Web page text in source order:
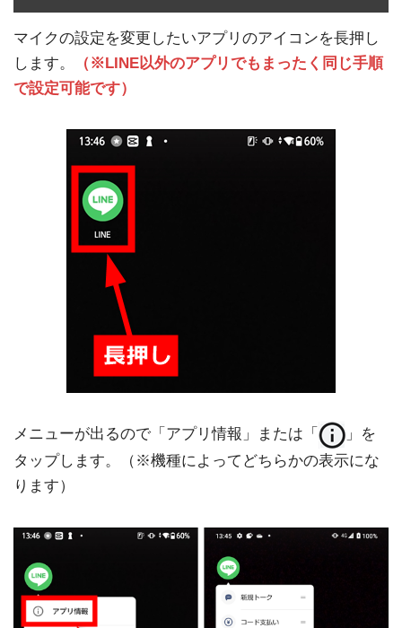
マイクの設定を変更したいアプリのアイコンを長押し
します。
（※LINE以外のアプリでもまったく同じ手順
で設定可能です）
メニューが出るので「アプリ情報」または「
」を
タップします。（※機種によってどちらかの表示にな
ります）